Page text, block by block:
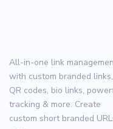
All-in-one link
with custom branded links,
QR codes, bio links,
tracking & more. Create
custom short branded